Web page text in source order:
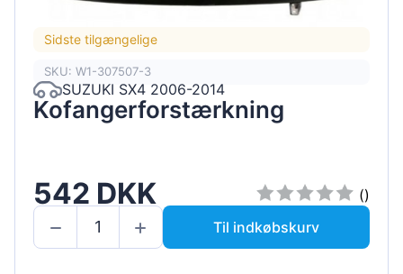
Sidste tilgængelige
SKU: W1-307507-3
SUZUKI SX4 2006-2014
Kofangerforstærkning
542 DKK
()
Til indkøbskurv